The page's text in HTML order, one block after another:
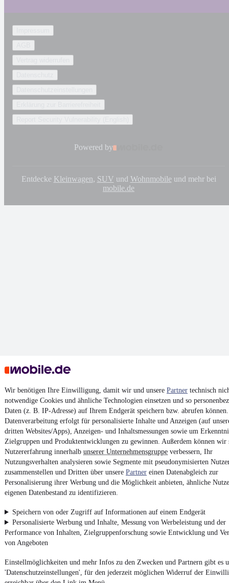
Wir benötigen Ihre Einwilligung, damit wir und unsere Partner technisch
notwendige Cookies und ähnliche Technologien einsetzen und so
Daten (z. B. IP-Adresse) auf Ihrem Endgerät speichern bzw. abrufen
Datenverarbeitung erfolgt für personalisierte Inhalte und Anzeigen (auf
dritten Websites/Apps), Anzeigen- und Inhaltsmessungen sowie um
Zielgruppen und Produktentwicklungen zu gewinnen. Außerdem können wir
Nutzererfahrung innerhalb unserer Unternehmensgruppe verbessern, Ihr
Nutzungsverhalten analysieren sowie Segmente mit pseudonymisierten
zusammenstellen und Dritten über unsere Partner einen Datenabgleich zur
Personalisierung ihrer Werbung und die Möglichkeit anbieten, ähnliche
eigenen Datenbestand zu identifizieren.
Speichern von oder Zugriff auf Informationen auf einem Endgerät
Personalisierte Werbung und Inhalte, Messung von Werbeleistung und der
Performance von Inhalten, Zielgruppenforschung sowie Entwicklung und
von Angeboten
Einstellmöglichkeiten und mehr Infos zu den Zwecken und Partnern gibt es
'Datenschutzeinstellungen', für den jederzeit möglichen Widerruf der
Powered by
Entdecke Kleinwagen, SUV und Wohnmobileund mehr bei
mobile.de